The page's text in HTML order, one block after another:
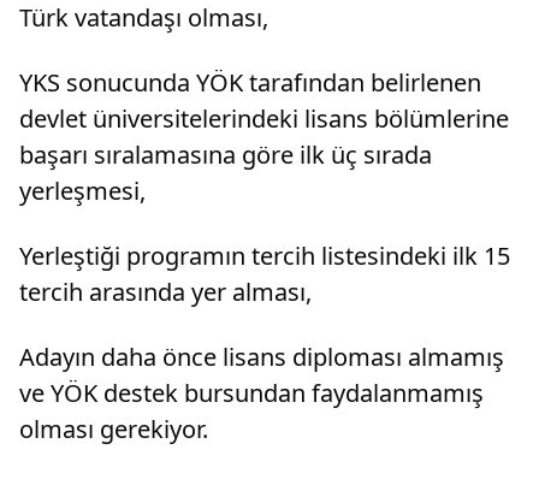
Türk vatandaşı olması,
YKS sonucunda YÖK tarafından belirlenen
devlet üniversitelerindeki lisans bölümlerine
başarı sıralamasına göre ilk üç sırada
yerleşmesi,
Yerleştiği programın tercih listesindeki ilk 15
tercih arasında yer alması,
Adayın daha önce lisans diploması almamış
ve YÖK destek bursundan faydalanmamış
olması gerekiyor.